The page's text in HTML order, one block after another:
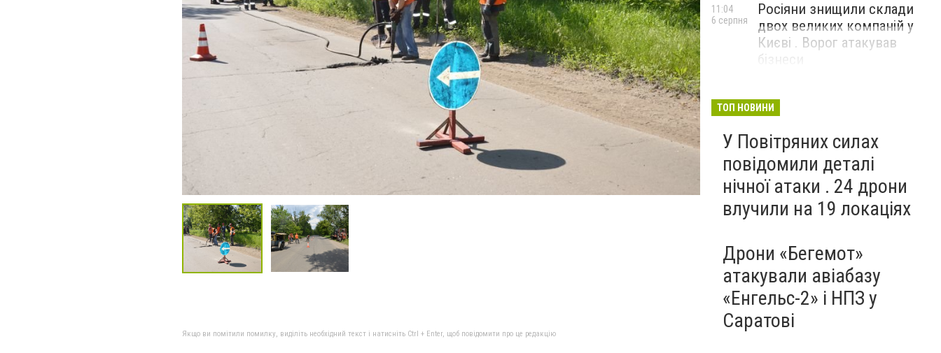
Якщо ви помітили помилку, виділіть необхідний текст і натисніть Ctrl + Enter, щоб повідомити про це редакцію
Росіяни знищили склади
двох великих компаній у
Києві . Ворог атакував
бізнеси
11:04
6 серпня
ТОП НОВИНИ
У Повітряних силах
повідомили деталі
нічної атаки . 24 дрони
влучили на 19 локаціях
Дрони «Бегемот»
атакували авіабазу
«Енгельс-2» і НПЗ у
Саратові